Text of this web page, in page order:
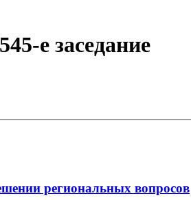
е заседание
региональных вопросов